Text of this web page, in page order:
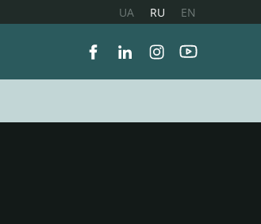
UA RU EN
FacebookLinkedinInstagramYoutube